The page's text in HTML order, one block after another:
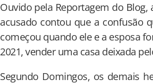
Ouvido pela Reportagem do
acusado contou que a confusão
começou quando ele e a esposa
2021, vender uma casa deixada
Segundo Domingos, os demais